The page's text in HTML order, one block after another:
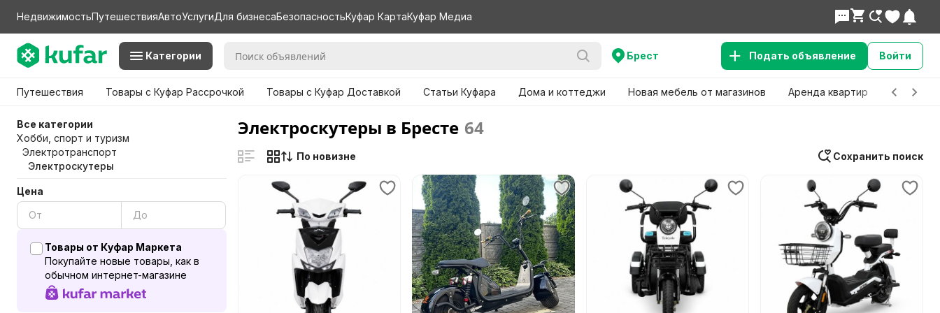
НедвижимостьПутешествияАвтоУслугиДля бизнесаБезопасностьКуфар КартаКуфар Медиа
Категории Брест Подать объявление Войти
Путешествия Товары с Куфар Рассрочкой Товары с Куфар Доставкой Статьи Куфара Дома и коттеджи Новая мебель от магазинов Аренда квартир Детские
Все категории
Хобби, спорт и туризм
Электротранспорт
Электроскутеры
Цена
Товары от Куфар Маркета
Покупайте новые товары, как в
обычном интернет-магазине
Электроскутеры в Бресте 64
Сохранить поиск
По новизне